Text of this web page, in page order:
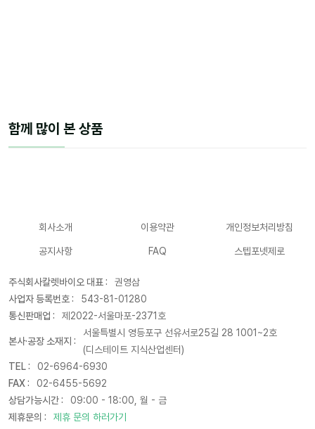
함께 많이 본 상품
회사소개 이용약관 개인정보처리방침
공지사항 FAQ 스텝포넷제로
주식회사칼렛바이오 대표 :
권영삼
사업자 등록번호 :
543-81-01280
통신판매업 :
제2022-서울마포-2371호
본사·공장 소재지 :
서울특별시 영등포구 선유서로25길 28 1001~2호
(디스테이트 지식산업센터)
TEL :
02-6964-6930
FAX :
02-6455-5692
상담가능시간 :
09:00 - 18:00, 월 - 금
제휴문의 :
제휴 문의 하러가기